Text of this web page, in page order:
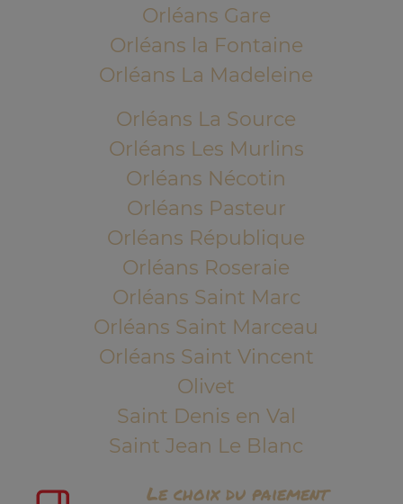
Orléans Gare
Orléans la Fontaine
Orléans La Madeleine
Orléans La Source
Orléans Les Murlins
Orléans Nécotin
Orléans Pasteur
Orléans République
Orléans Roseraie
Orléans Saint Marc
Orléans Saint Marceau
Orléans Saint Vincent
Olivet
Saint Denis en Val
Saint Jean Le Blanc
Le choix du paiement